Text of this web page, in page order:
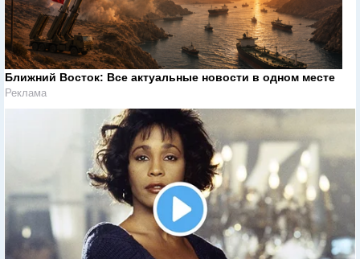
Ближний Восток: Все актуальные новости в одном месте
Реклама